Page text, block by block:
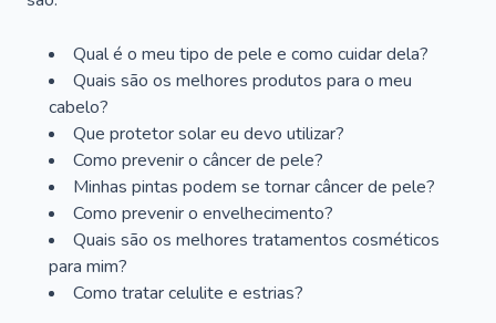
Qual é o meu tipo de pele e como cuidar dela?
Quais são os melhores produtos para o meu
cabelo?
Que protetor solar eu devo utilizar?
Como prevenir o câncer de pele?
Minhas pintas podem se tornar câncer de pele?
Como prevenir o envelhecimento?
Quais são os melhores tratamentos cosméticos
para mim?
Como tratar celulite e estrias?